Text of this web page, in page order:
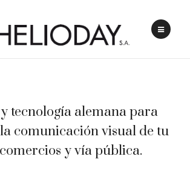
tecnología alemana para
comunicación visual de tu
y vía pública.